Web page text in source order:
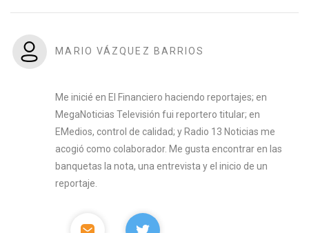
MARIO VÁZQUEZ BARRIOS
Me inicié en El Financiero haciendo reportajes; en
MegaNoticias Televisión fui reportero titular; en
EMedios, control de calidad; y Radio 13 Noticias me
acogió como colaborador. Me gusta encontrar en las
banquetas la nota, una entrevista y el inicio de un
reportaje.